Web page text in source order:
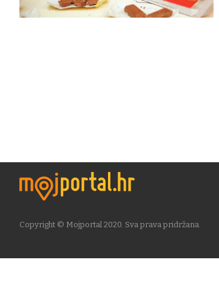
Copyright © Mojportal 2020. Sva prava pridržana.